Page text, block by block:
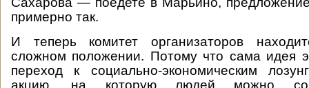
примерно так.
И теперь комитет организаторов
сложном положении. Потому что сама идея
переход к социально-экономическим
акцию, на которую людей можно